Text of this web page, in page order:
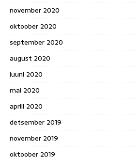
november 2020
oktoober 2020
september 2020
august 2020
juuni 2020
mai 2020
aprill 2020
detsember 2019
november 2019
oktoober 2019